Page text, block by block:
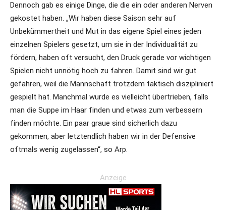
Dennoch gab es einige Dinge, die die ein oder anderen Nerven
gekostet haben. „Wir haben diese Saison sehr auf
Unbekümmertheit und Mut in das eigene Spiel eines jeden
einzelnen Spielers gesetzt, um sie in der Individualität zu
fördern, haben oft versucht, den Druck gerade vor wichtigen
Spielen nicht unnötig hoch zu fahren. Damit sind wir gut
gefahren, weil die Mannschaft trotzdem taktisch diszipliniert
gespielt hat. Manchmal wurde es vielleicht übertrieben, falls
man die Suppe im Haar finden und etwas zum verbessern
finden möchte. Ein paar graue sind sicherlich dazu
gekommen, aber letztendlich haben wir in der Defensive
oftmals wenig zugelassen“, so Arp.
Anzeige